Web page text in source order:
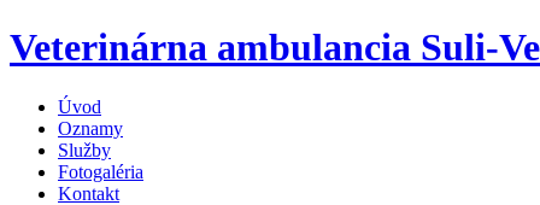
Veterinárna ambulancia Suli-
Úvod
Oznamy
Služby
Fotogaléria
Kontakt